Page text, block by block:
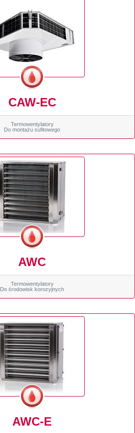
CAW-EC
Termowentylatory
Do montażu sufitowego
AWC
Termowentylatory
Do środowisk korozyjnych
AWC-E